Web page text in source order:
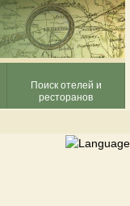
Поиск отелей и
ресторанов